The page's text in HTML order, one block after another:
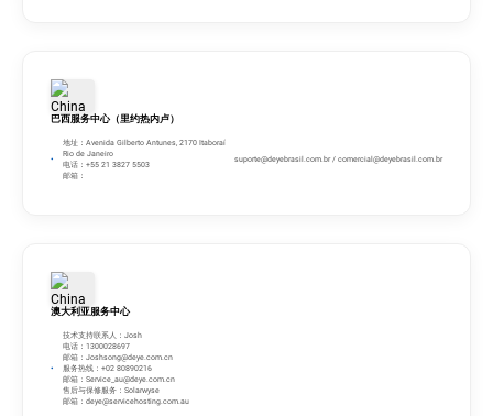
巴西服务中心（里约热内卢）
地址：Avenida Gilberto Antunes, 2170 Itaboraí
Rio de Janeiro
电话：+55 21 3827 5503
邮箱：
suporte@deyebrasil.com.br/ comercial@deyebrasil.com.br
澳大利亚服务中心
技术支持联系人：Josh
电话：1300028697
邮箱： Joshsong@deye.com.cn
服务热线：+02 80890216
邮箱： Service_au@deye.com.cn
售后与保修服务：Solarwyse
邮箱： deye@servicehosting.com.au